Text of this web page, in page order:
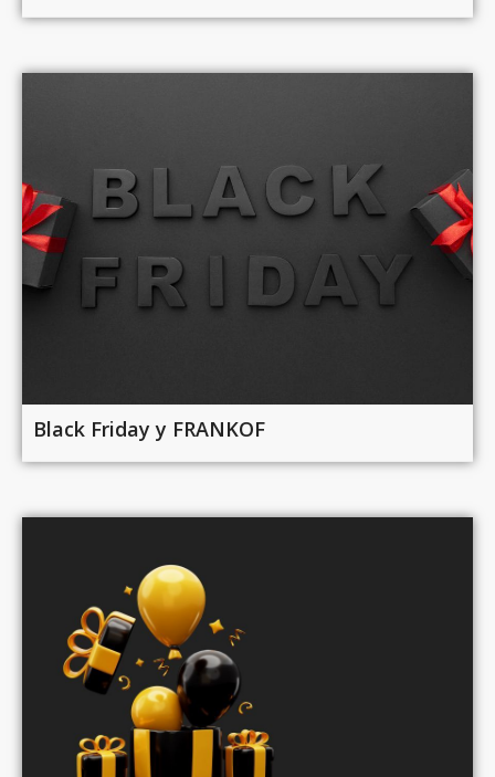
Black Friday у FRANKOF